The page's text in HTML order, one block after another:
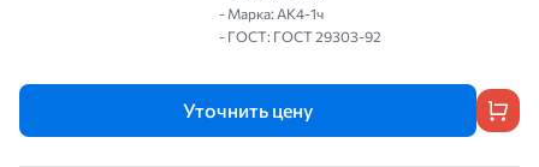
- Марка: АК4-1ч
- ГОСТ: ГОСТ 29303-92
Уточнить цену